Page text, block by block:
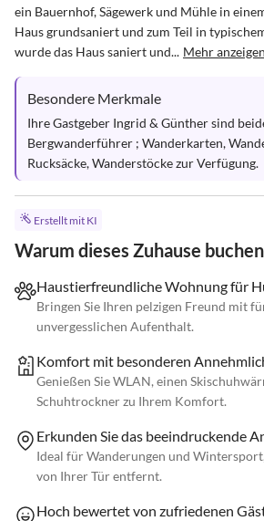
ein Bauernhof, Sägewerk und Mühle in
Haus grundsaniert und zum Teil in
wurde das Haus saniert und... Mehr anzeigen
Besondere Merkmale
Ihre Gastgeber Ingrid & Günther sind
Bergwanderführer ; Wanderkarten,
Rucksäcke, Wanderstöcke zur Verfügung.
Erstellt mit KI
Warum dieses Zuhause
Haustierfreundliche Wohnung für
Bringen Sie Ihren pelzigen Freund mit
unvergesslichen Aufenthalt.
Komfort mit besonderen
Genießen Sie WLAN, einen
Schuhtrockner zu Ihrem Komfort.
Erkunden Sie das beeindruckende
Ideal für Wanderungen und
von Ihrer Tür entfernt.
Hoch bewertet von zufriedenen